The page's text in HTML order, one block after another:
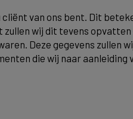
cliënt van ons bent. Dit
zullen wij dit tevens
Deze gegevens
die wij naar aanleiding